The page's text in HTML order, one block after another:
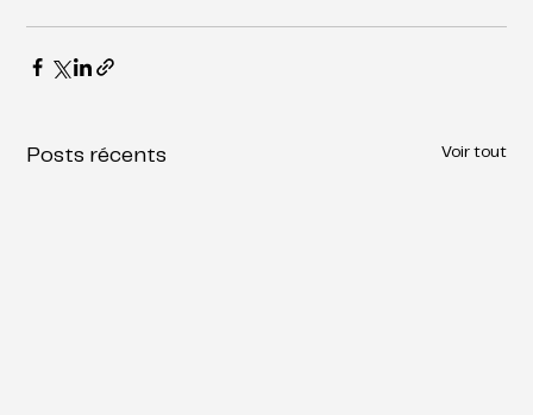
Posts récents Voir tout